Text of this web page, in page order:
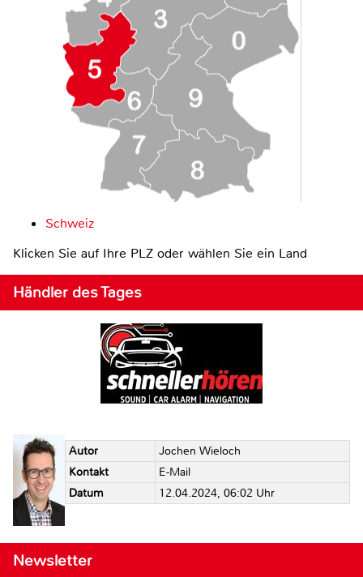
Schweiz
Klicken Sie auf Ihre PLZ oder wählen Sie ein Land
Händler des Tages
Autor
Jochen Wieloch
Kontakt
E-Mail
Datum
12.04.2024, 06:02 Uhr
Newsletter